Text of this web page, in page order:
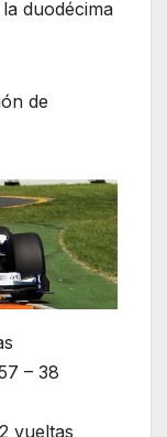
duodécima
de
– 38
vueltas